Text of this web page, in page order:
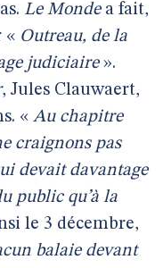
Le Mondea fait,
« Outreau, de la
judiciaire».
, Jules Clauwaert,
« Au chapitre
craignons pas
devait davantage
public qu’à la
le 3 décembre,
balaie devant